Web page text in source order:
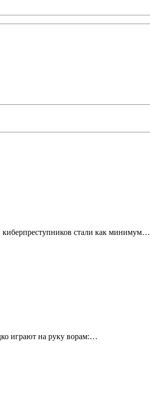
киберпреступников стали как минимум…
играют на руку ворам:…